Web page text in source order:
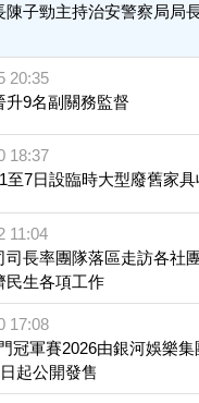
陳子勁主持治安警察局局
20:35
升9名副關務監督
18:37
至7日設臨時大型廢舊家
11:04
司長率團隊落區走訪各社
民生各項工作
17:08
冠軍賽2026由銀河娛樂集
起公開發售